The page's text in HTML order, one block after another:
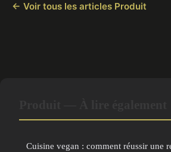
← Voir tous les articles Produit
Cuisine vegan : comment réussir une